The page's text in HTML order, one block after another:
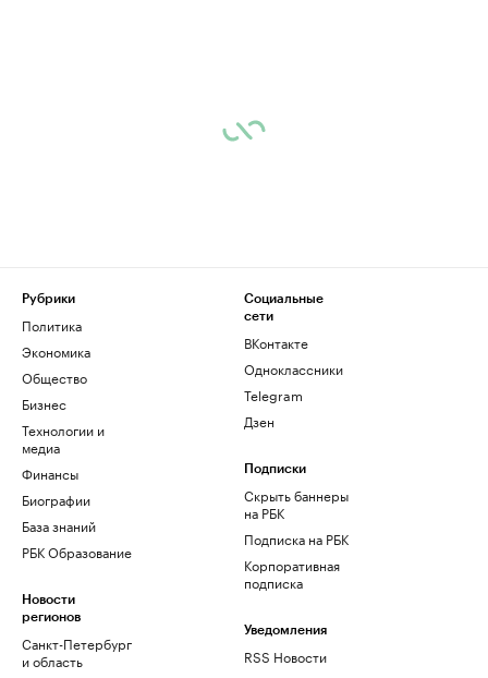
Рубрики
Политика
Экономика
Общество
Бизнес
Технологии и
медиа
Финансы
Биографии
База знаний
РБК Образование
Новости
регионов
Санкт-Петербург
и область
Социальные
сети
ВКонтакте
Одноклассники
Telegram
Дзен
Подписки
Скрыть баннеры
на РБК
Подписка на РБК
Корпоративная
подписка
Уведомления
RSS Новости